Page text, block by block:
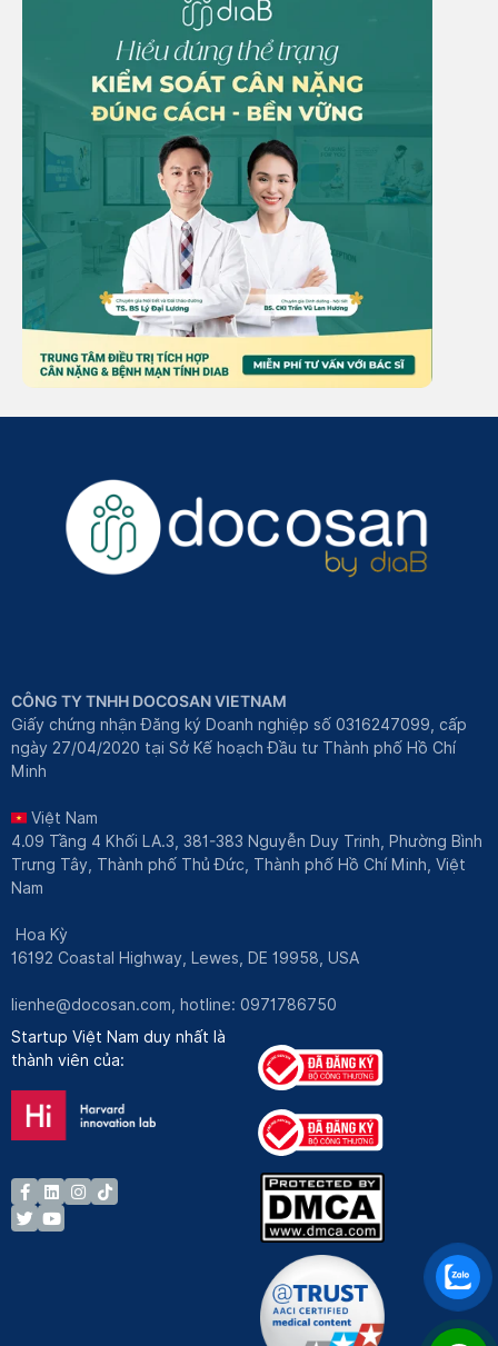
CÔNG TY TNHH DOCOSAN VIETNAM
Giấy chứng nhận Đăng ký Doanh nghiệp số 0316247099, cấp
ngày 27/04/2020 tại Sở Kế hoạch Đầu tư Thành phố Hồ Chí
Minh
Việt Nam
4.09 Tầng 4 Khối LA.3, 381-383 Nguyễn Duy Trinh, Phường Bình
Trưng Tây, Thành phố Thủ Đức, Thành phố Hồ Chí Minh, Việt
Nam
Hoa Kỳ
16192 Coastal Highway, Lewes, DE 19958, USA
lienhe@docosan.com , hotline: 0971786750
Startup Việt Nam duy nhất là
thành viên của: